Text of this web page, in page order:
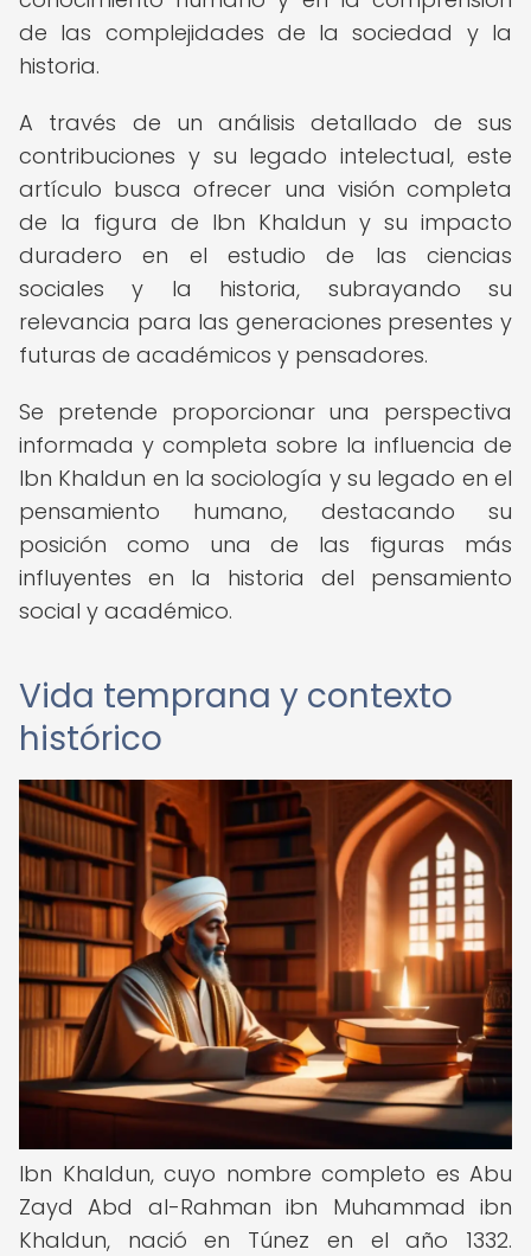
de las complejidades de la sociedad y la
historia.
A través de un análisis detallado de sus
contribuciones y su legado intelectual, este
artículo busca ofrecer una visión completa
de la figura de Ibn Khaldun y su impacto
duradero en el estudio de las ciencias
sociales y la historia, subrayando su
relevancia para las generaciones presentes y
futuras de académicos y pensadores.
Se pretende proporcionar una perspectiva
informada y completa sobre la influencia de
Ibn Khaldun en la sociología y su legado en el
pensamiento humano, destacando su
posición como una de las figuras más
influyentes en la historia del pensamiento
social y académico.
Vida temprana y contexto
histórico
Ibn Khaldun, cuyo nombre completo es Abu
Zayd Abd al-Rahman ibn Muhammad ibn
Khaldun, nació en Túnez en el año 1332.